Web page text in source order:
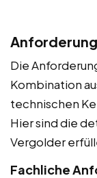
Die
Kombination
technischen
Hier sind die
Vergolder
Fachliche